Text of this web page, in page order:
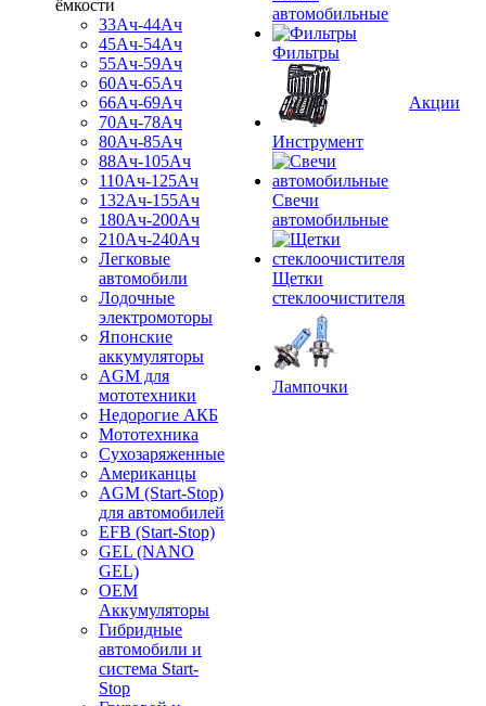
ёмкости
33Ач-44Ач
45Ач-54Ач
55Ач-59Ач
60Ач-65Ач
66Ач-69Ач
70Ач-78Ач
80Ач-85Ач
88Ач-105Ач
110Ач-125Ач
132Ач-155Ач
180Ач-200Ач
210Ач-240Ач
Легковые
автомобили
Лодочные
электромоторы
Японские
аккумуляторы
AGM для
мототехники
Недорогие АКБ
Мототехника
Сухозаряженные
Американцы
AGM (Start-Stop)
для автомобилей
EFB (Start-Stop)
GEL (NANO
GEL)
OEM
Аккумуляторы
Гибридные
автомобили и
система Start-
Stop
автомобильные
Фильтры
Инструмент
Свечи
автомобильные
Щетки
стеклоочистителя
Лампочки
Акции